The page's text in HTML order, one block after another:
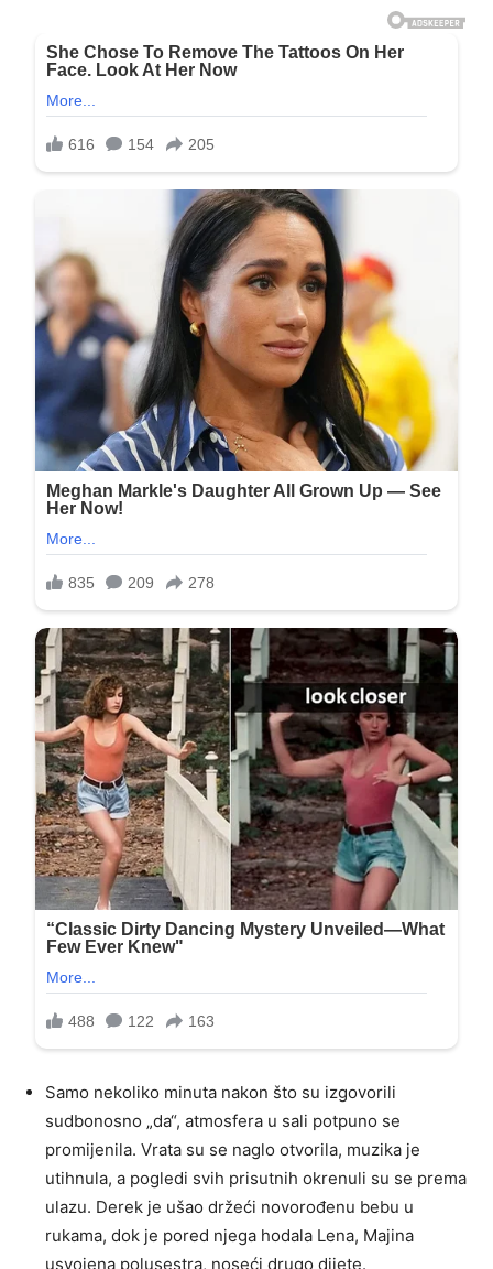
Samo nekoliko minuta nakon što su izgovorili
sudbonosno „da“, atmosfera u sali potpuno se
promijenila. Vrata su se naglo otvorila, muzika je
utihnula, a pogledi svih prisutnih okrenuli su se prema
ulazu. Derek je ušao držeći novorođenu bebu u
rukama, dok je pored njega hodala Lena, Majina
usvojena polusestra, noseći drugo dijete.